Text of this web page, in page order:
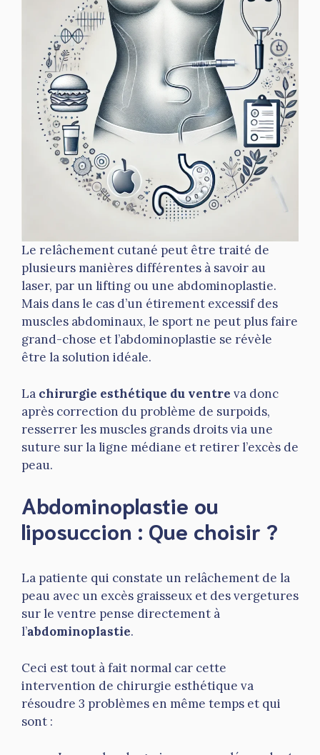
Le relâchement cutané peut être traité de
plusieurs manières différentes à savoir au
laser, par un lifting ou une abdominoplastie.
Mais dans le cas d’un étirement excessif des
muscles abdominaux, le sport ne peut plus faire
grand-chose et l’abdominoplastie se révèle
être la solution idéale.
La chirurgie esthétique du ventre va donc
après correction du problème de surpoids,
resserrer les muscles grands droits via une
suture sur la ligne médiane et retirer l’excès de
peau.
Abdominoplastie ou
liposuccion : Que choisir ?
La patiente qui constate un relâchement de la
peau avec un excès graisseux et des vergetures
sur le ventre pense directement à
l’abdominoplastie.
Ceci est tout à fait normal car cette
intervention de chirurgie esthétique va
résoudre 3 problèmes en même temps et qui
sont :